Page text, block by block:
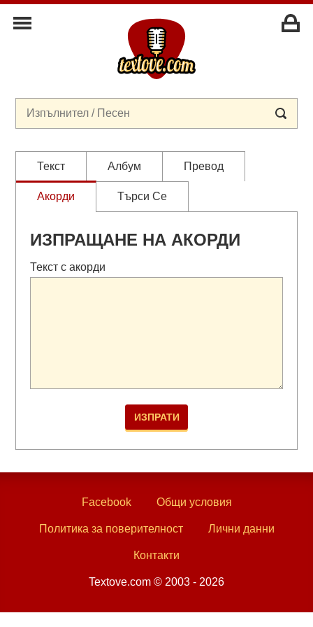
Текст Албум Превод
Акорди Търси Се
ИЗПРАЩАНЕ НА АКОРДИ
Текст с акорди
Facebook Общи условия
Политика за поверителност Лични данни
Контакти
Textove.com © 2003 - 2026